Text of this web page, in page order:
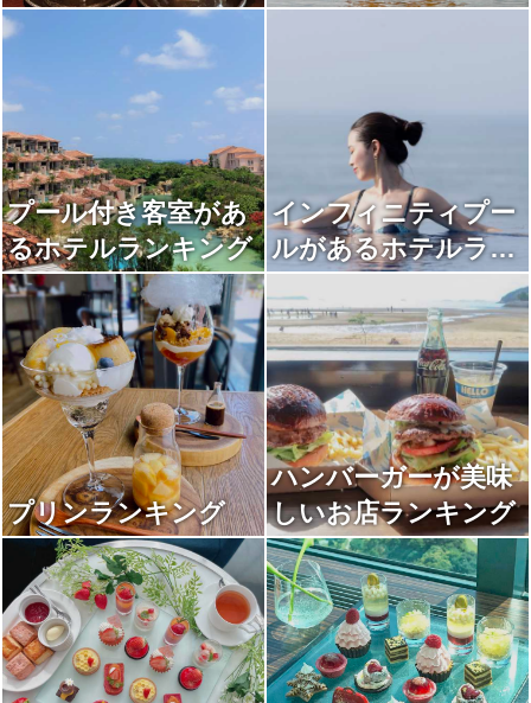
プール付き客室があ
るホテルランキング
インフィニティプー
ルがあるホテルラン
キング
プリンランキング
ハンバーガーが美味
しいお店ランキング